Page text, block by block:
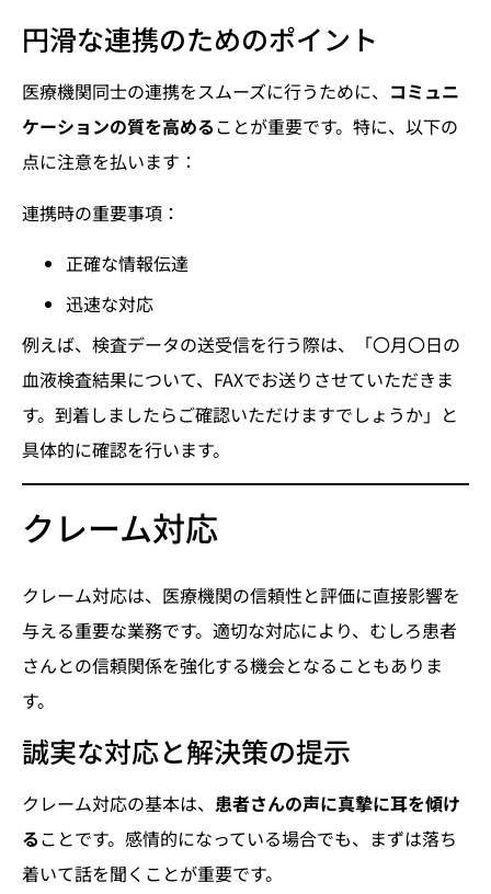
円滑な連携のためのポイント
医療機関同士の連携をスムーズに行うために、 コミュニ
ケーションの質を高めることが重要です。特に、以下の
点に注意を払います：
連携時の重要事項：
正確な情報伝達
迅速な対応
例えば、検査データの送受信を行う際は、「〇月〇日の
血液検査結果について、FAXでお送りさせていただきま
す。到着しましたらご確認いただけますでしょうか」と
具体的に確認を行います。
クレーム対応
クレーム対応は、医療機関の信頼性と評価に直接影響を
与える重要な業務です。適切な対応により、むしろ患者
さんとの信頼関係を強化する機会となることもありま
す。
誠実な対応と解決策の提示
クレーム対応の基本は、 患者さんの声に真摯に耳を傾け
ることです。感情的になっている場合でも、まずは落ち
着いて話を聞くことが重要です。